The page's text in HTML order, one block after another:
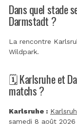
Dans quel stade
Darmstadt ?
La rencontre
Wildpark.
🗓️ Karlsruhe et
matchs ?
Karlsruhe :
samedi 8 août 2026